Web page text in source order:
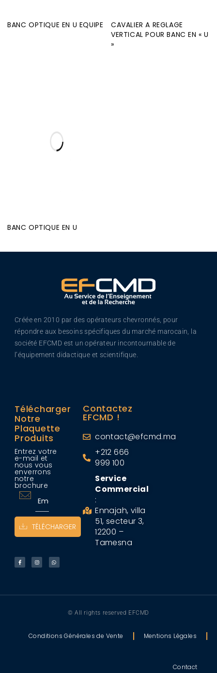
BANC OPTIQUE EN U EQUIPE
CAVALIER A REGLAGE
VERTICAL POUR BANC EN « U
»
BANC OPTIQUE EN U
Créée en 2010 par des opérateurs chevronnés, pour
répondre aux besoins spécifiques du marché marocain, la
société EFCMD est un opérateur incontournable de
l’équipement didactique et scientifique.
Télécharger
Notre
Plaquette
Produits
Entrez votre
e-mail et
nous vous
enverrons
notre
brochure
TÉLÉCHARGER
Contactez
EFCMD !
contact@efcmd.ma
+212 666
999 100
Service
Commercial
:
Ennajah, villa
51, secteur 3,
12200 –
Tamesna
© All rights reserved EFCMD
Conditions Générales de Vente Mentions Légales
Contact